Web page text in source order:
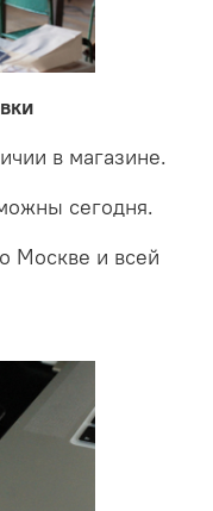
После
поломки и
случае покупая
деньги но еще
освещения.
в магазине.
сегодня.
Москве и всей